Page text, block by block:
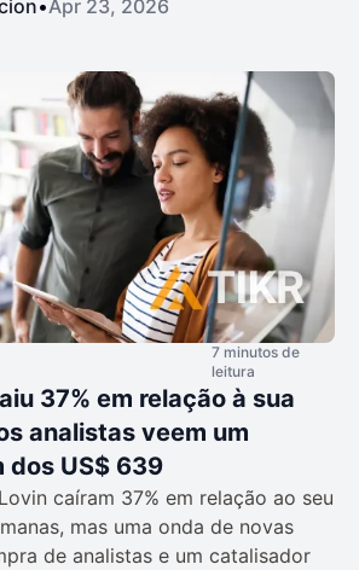
•Apr 23, 2026
7 minutos de
leitura
37% em relação à sua
analistas veem um
dos US$ 639
caíram 37% em relação ao seu
mas uma onda de novas
de analistas e um catalisador